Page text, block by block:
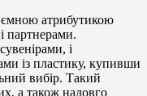
атрибутикою
партнерами.
і
із пластику, купивши
вибір. Такий
а також надовго